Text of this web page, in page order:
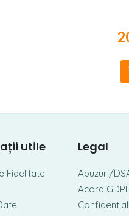
utile
Fidelitate
Legal
Abuzuri/
Acord